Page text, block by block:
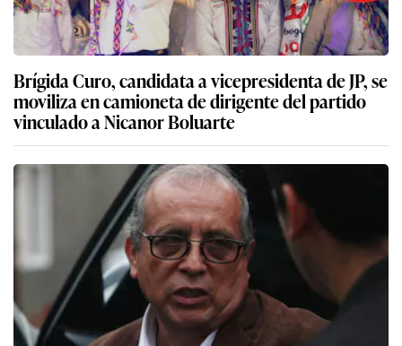
Brígida Curo, candidata a vicepresidenta de JP, se
moviliza en camioneta de dirigente del partido
vinculado a Nicanor Boluarte